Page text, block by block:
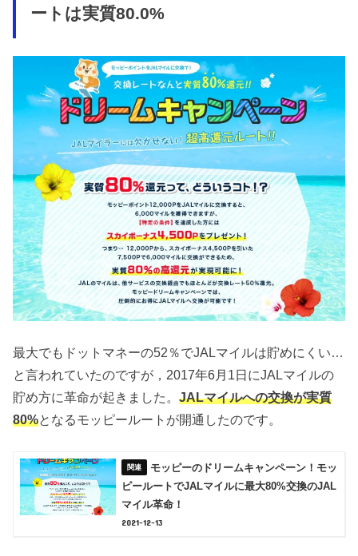
ートは実質80.0%
最大でもドットマネーの52％でJALマイルは貯めにくい…
と言われていたのですが，2017年6月1日にJALマイルの
貯め方に革命が起きました。JALマイルへの交換が実質
80%となるモッピールートが開通したのです。
モッピーのドリームキャンペーン！モッ
ピールートでJALマイルに最大80%交換のJAL
マイル革命！
2021-12-13